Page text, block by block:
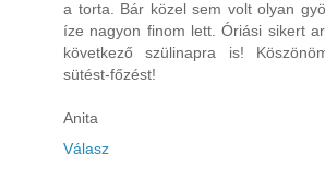
a torta. Bár közel sem volt olyan
íze nagyon finom lett. Óriási sikert
következő szülinapra is!
sütést-főzést!
Anita
Válasz